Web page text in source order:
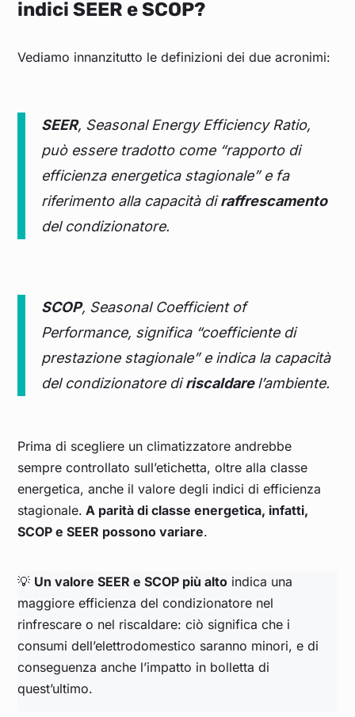
indici SEER e SCOP?
Vediamo innanzitutto le definizioni dei due acronimi:
SEER, Seasonal Energy Efficiency Ratio,
può essere tradotto come “rapporto di
efficienza energetica stagionale” e fa
riferimento alla capacità diraffrescamento
del condizionatore.
SCOP, Seasonal Coefficient of
Performance, significa “coefficiente di
prestazione stagionale” e indica la capacità
del condizionatore diriscaldarel’ambiente.
Prima di scegliere un climatizzatore andrebbe
sempre controllato sull’etichetta, oltre alla classe
energetica, anche il valore degli indici di efficienza
stagionale. A parità di classe energetica, infatti,
SCOP e SEER possono variare.
💡 Un valore SEER e SCOP più alto indica una
maggiore efficienza del condizionatore nel
rinfrescare o nel riscaldare: ciò significa che i
consumi dell’elettrodomestico saranno minori, e di
conseguenza anche l’impatto in bolletta di
quest’ultimo.